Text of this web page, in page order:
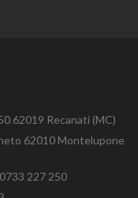
62019 Recanati (MC)
62010 Montelupone
227 250